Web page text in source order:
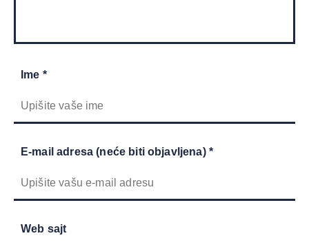
Ime *
E-mail adresa (neće biti objavljena) *
Web sajt